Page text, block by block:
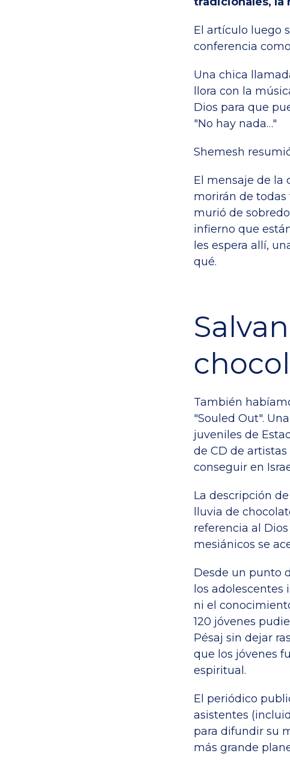
El artículo luego
conferencia
Una chica
llora con la
Dios para que
"No hay nada…"
Shemesh
El mensaje de la
morirán de
murió de
infierno que
les espera allí,
qué.
También
"Souled Out".
juveniles de
de CD de
conseguir en
La descripción
lluvia de
referencia al
mesiánicos se
Desde un punto
los
ni el
120 jóvenes
Pésaj sin dejar
que los jóvenes
espiritual.
El periódico
asistentes
para difundir su
más grande